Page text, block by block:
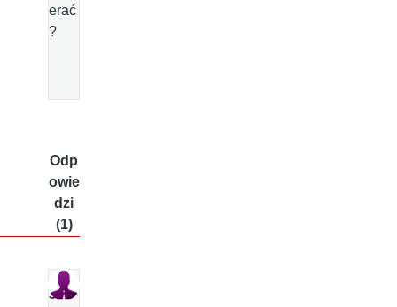
erać
?
Odp
owie
dzi
(1)
J